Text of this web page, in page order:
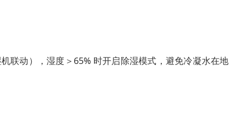
联动），湿度＞65% 时开启除湿模式，避免冷凝水在